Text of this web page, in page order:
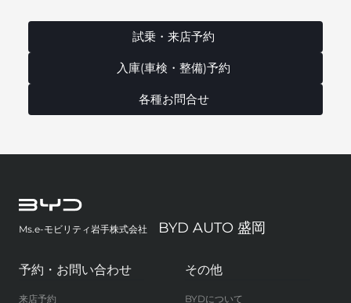
試乗・来店予約
入庫(車検・整備)予約
各種お問合せ
Ms.e-モビリティ岩手株式会社 BYD AUTO 盛岡
予約・お問い合わせ
来店予約
その他
BYDについて